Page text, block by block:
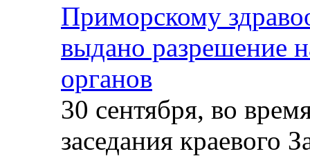
Приморскому
выдано разрешение
органов
30 сентября, во
заседания краевого